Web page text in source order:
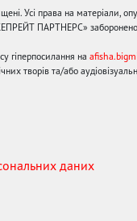
Усі права на матеріали,
ПАРТНЕРС»
гіперпосилання на
творів та/або
даних